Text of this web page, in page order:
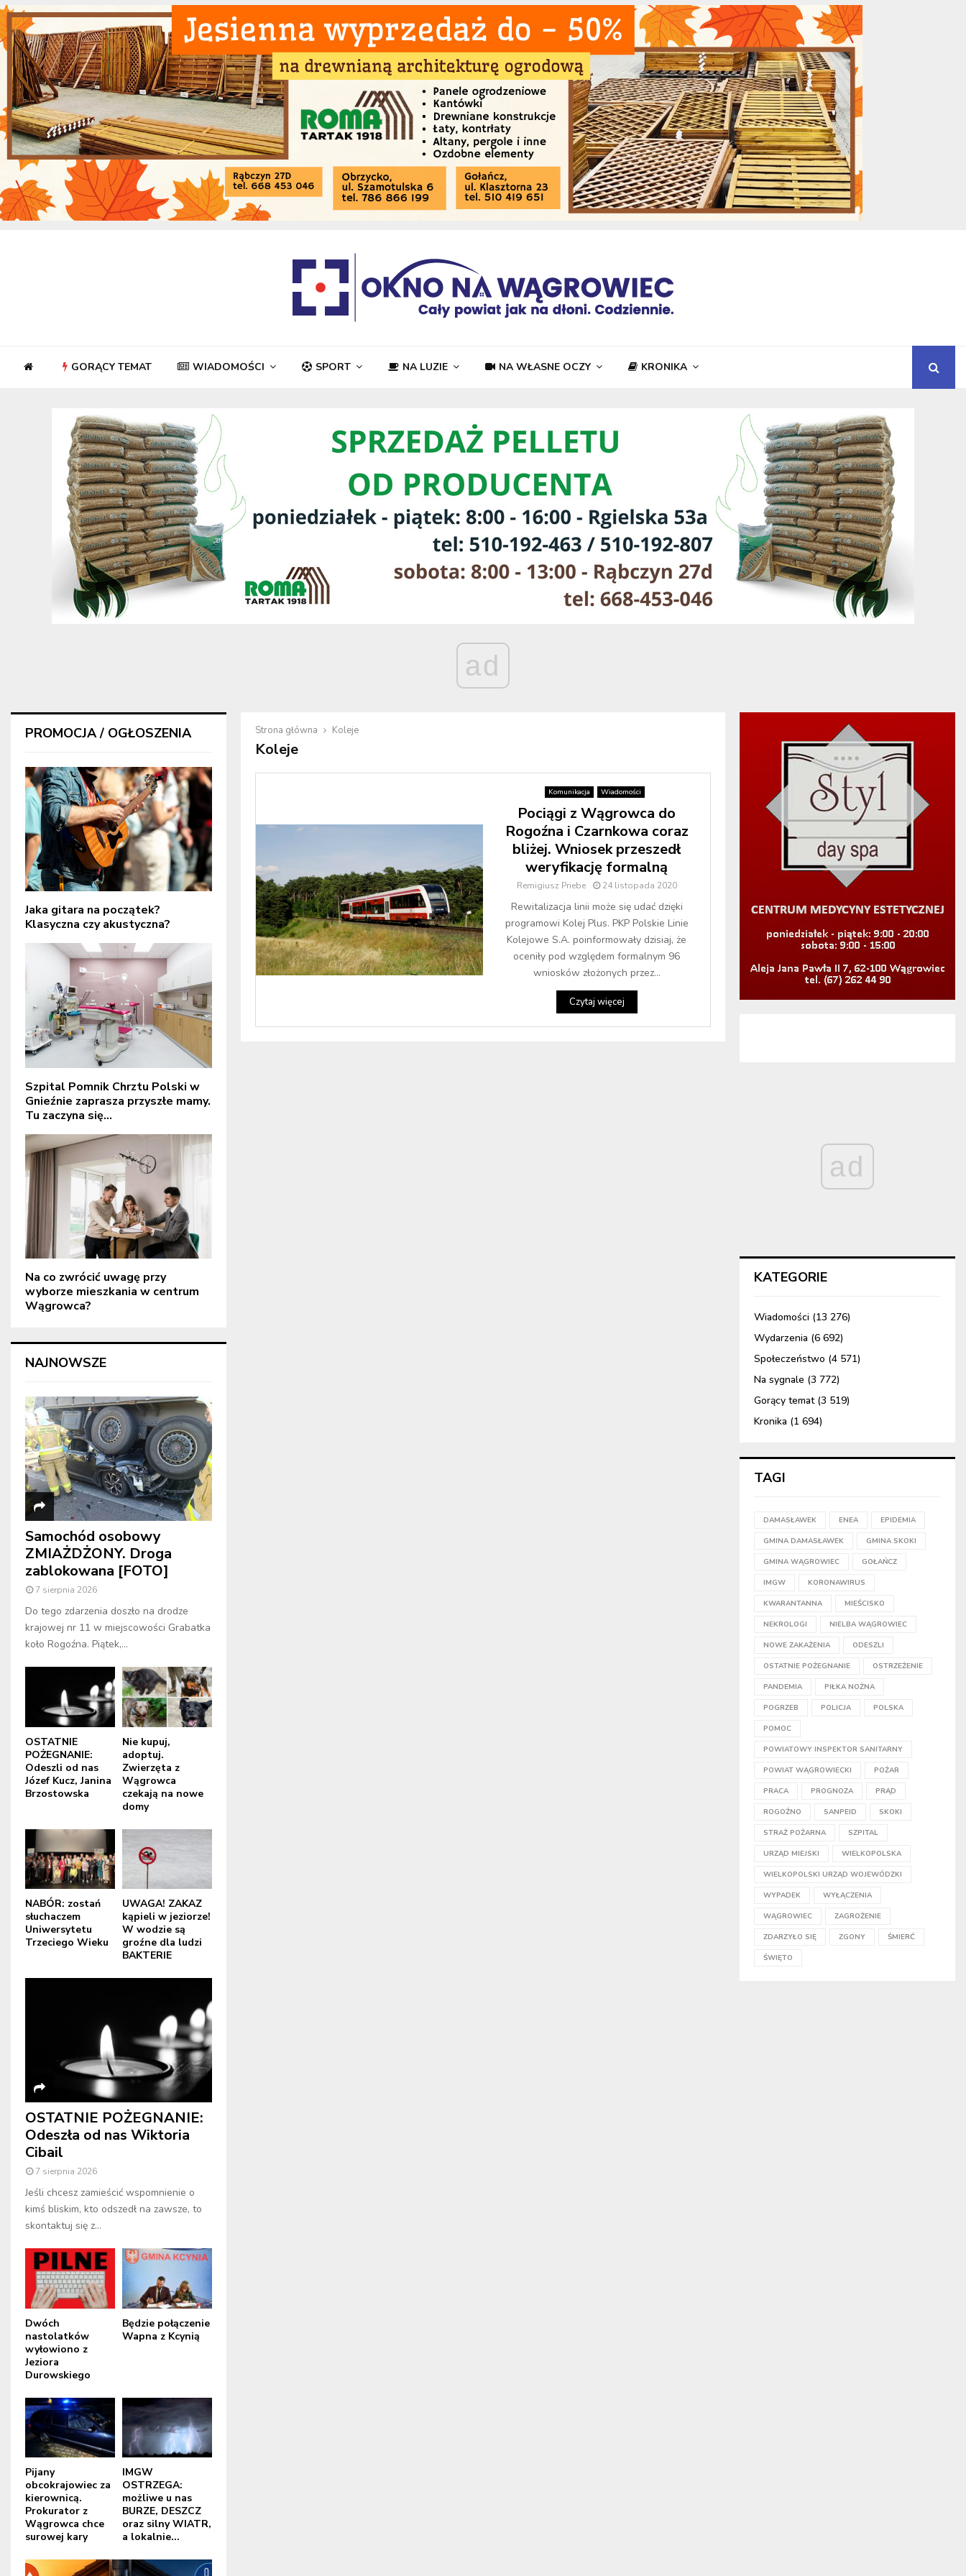
GORĄCY TEMAT WIADOMOŚCI SPORT NA LUZIE NA WŁASNE OCZY KRONIKA
ad
Strona główna Koleje
Koleje
Komunikacja Wiadomości
Pociągi z Wągrowca do
Rogoźna i Czarnkowa coraz
bliżej. Wniosek przeszedł
weryfikację formalną
Remigiusz Priebe 24 listopada 2020
Rewitalizacja linii może się udać dzięki
programowi Kolej Plus. PKP Polskie Linie
Kolejowe S.A. poinformowały dzisiaj, że
oceniły pod względem formalnym 96
wniosków złożonych przez...
Czytaj więcej
PROMOCJA / OGŁOSZENIA
Jaka gitara na początek?
Klasyczna czy akustyczna?
Szpital Pomnik Chrztu Polski w
Gnieźnie zaprasza przyszłe mamy.
Tu zaczyna się...
Na co zwrócić uwagę przy
wyborze mieszkania w centrum
Wągrowca?
NAJNOWSZE
Samochód osobowy
ZMIAŻDŻONY. Droga
zablokowana [FOTO]
7 sierpnia 2026
Do tego zdarzenia doszło na drodze
krajowej nr 11 w miejscowości Grabatka
koło Rogoźna. Piątek,...
OSTATNIE
POŻEGNANIE:
Odeszli od nas
Józef Kucz, Janina
Brzostowska
Nie kupuj,
adoptuj.
Zwierzęta z
Wągrowca
czekają na nowe
domy
NABÓR: zostań
słuchaczem
Uniwersytetu
Trzeciego Wieku
UWAGA! ZAKAZ
kąpieli w jeziorze!
W wodzie są
groźne dla ludzi
BAKTERIE
OSTATNIE POŻEGNANIE:
Odeszła od nas Wiktoria
Cibail
7 sierpnia 2026
Jeśli chcesz zamieścić wspomnienie o
kimś bliskim, kto odszedł na zawsze, to
skontaktuj się z...
Dwóch
nastolatków
wyłowiono z
Jeziora
Durowskiego
Będzie połączenie
Wapna z Kcynią
Pijany
obcokrajowiec za
kierownicą.
Prokurator z
Wągrowca chce
surowej kary
IMGW
OSTRZEGA:
możliwe u nas
BURZE, DESZCZ
oraz silny WIATR,
a lokalnie...
ad
KATEGORIE
Wiadomości (13 276)
Wydarzenia (6 692)
Społeczeństwo (4 571)
Na sygnale (3 772)
Gorący temat(3 519)
Kronika (1 694)
TAGI
DAMASŁAWEK ENEA EPIDEMIA
GMINA DAMASŁAWEK GMINA SKOKI
GMINA WĄGROWIEC GOŁAŃCZ
IMGW KORONAWIRUS
KWARANTANNA MIEŚCISKO
NEKROLOGI NIELBA WĄGROWIEC
NOWE ZAKAŻENIA ODESZLI
OSTATNIE POŻEGNANIE OSTRZEŻENIE
PANDEMIA PIŁKA NOŻNA
POGRZEB POLICJA POLSKA
POMOC
POWIATOWY INSPEKTOR SANITARNY
POWIAT WĄGROWIECKI POŻAR
PRACA PROGNOZA PRĄD
ROGOŹNO SANPEID SKOKI
STRAŻ POŻARNA SZPITAL
URZĄD MIEJSKI WIELKOPOLSKA
WIELKOPOLSKI URZĄD WOJEWÓDZKI
WYPADEK WYŁĄCZENIA
WĄGROWIEC ZAGROŻENIE
ZDARZYŁO SIĘ ZGONY ŚMIERĆ
ŚWIĘTO